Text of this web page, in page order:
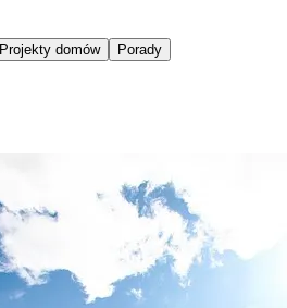
Projekty domów
Porady